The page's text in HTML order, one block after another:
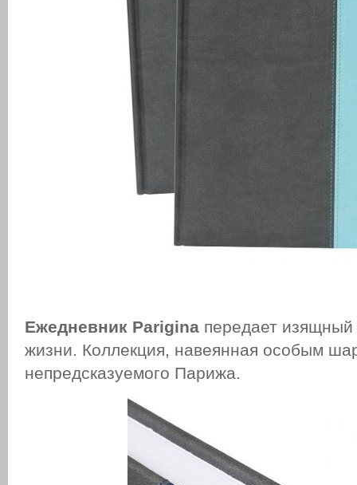
Ежедневник Parigina передает изящный
жизни. Коллекция, навеянная особым
непредсказуемого Парижа.